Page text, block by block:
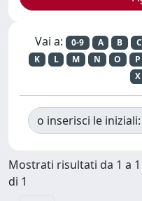
Vai a: 0-9 A B C
K
L M N O P
X
o inserisci le iniziali:
Mostrati risultati da 1 a 1
di 1